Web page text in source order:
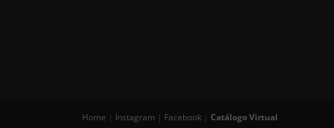
Home | Instagram | Facebook | Catálogo Virtual